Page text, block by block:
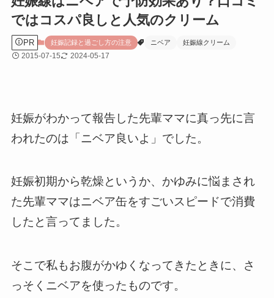
ではコスパ良しと人気のクリーム
PR 妊娠記録と過ごし方の注意 ニベア 妊娠線クリーム
2015-07-15 2024-05-17
妊娠がわかって報告した先輩ママに真っ先に言
われたのは「ニベア良いよ」でした。
妊娠初期から乾燥というか、かゆみに悩まされ
た先輩ママはニベア缶をすごいスピードで消費
したと言ってました。
そこで私もお腹がかゆくなってきたときに、さ
っそくニベアを使ったものです。